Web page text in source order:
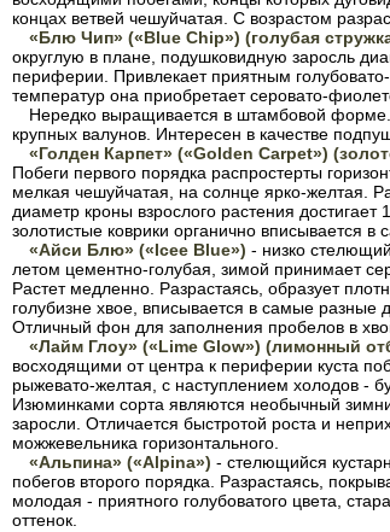
концах ветвей чешуйчатая. С возрастом
«Блю Чип» («Blue Chip») (голубая
округлую в плане, подушковидную заросль
периферии. Привлекает приятным
температур она приобретает серовато-
Нередко выращивается в штамбовой
крупных валунов. Интересен в качестве
«Голден Карпет» («Golden Carpet»)
Побеги первого порядка распростерты
мелкая чешуйчатая, на солнце ярко-желтая.
диаметр кроны взрослого растения
золотистые коврики органично вписывается
«Айси Блю» («Icee Blue») - низко
летом цементно-голубая, зимой принимает
Растет медленно. Разрастаясь, образует
голубизне хвое, вписывается в самые разные
Отличный фон для заполнения пробелов в
«Лайм Глоу» («Lime Glow») (лимонный
восходящими от центра к периферии куста
рыжевато-желтая, с наступлением холодов -
Изюминками сорта являются необычный
заросли. Отличается быстротой роста и
можжевельника горизонтального.
«Альпина» («Alpina») - стелющийся
побегов второго порядка. Разрастаясь,
молодая - приятного голубоватого цвета,
оттенок.